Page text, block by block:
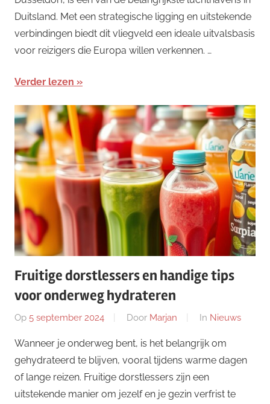
Duitsland. Met een strategische ligging en uitstekende
verbindingen biedt dit vliegveld een ideale uitvalsbasis
voor reizigers die Europa willen verkennen. …
Verder lezen
Fruitige dorstlessers en handige tips
voor onderweg hydrateren
Op 5 september 2024 Door Marjan In Nieuws
Wanneer je onderweg bent, is het belangrijk om
gehydrateerd te blijven, vooral tijdens warme dagen
of lange reizen. Fruitige dorstlessers zijn een
uitstekende manier om jezelf en je gezin verfrist te